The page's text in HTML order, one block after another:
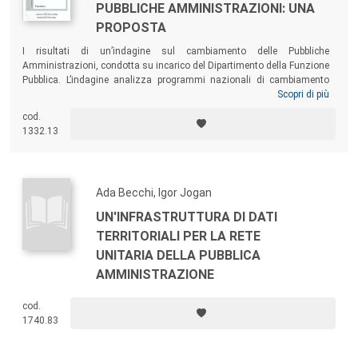
PUBBLICHE AMMINISTRAZIONI: UNA
PROPOSTA
I risultati di un’indagine sul cambiamento delle Pubbliche
Amministrazioni, condotta su incarico del Dipartimento della Funzione
Pubblica. L’indagine analizza programmi nazionali di cambiamento
delle PA (Usa, Gran Bretagna e Francia), svolge un’analisi critica delle
Pubblica ed effettua la ricostruzione di due casi italiani di gestione del
cambiamento (Agenzia delle Entrate e Dipartimento delle Politiche di
Scopri di più
cod.
1332.13
Ada Becchi, Igor Jogan
UN'INFRASTRUTTURA DI DATI
TERRITORIALI PER LA RETE
UNITARIA DELLA PUBBLICA
AMMINISTRAZIONE
cod.
1740.83